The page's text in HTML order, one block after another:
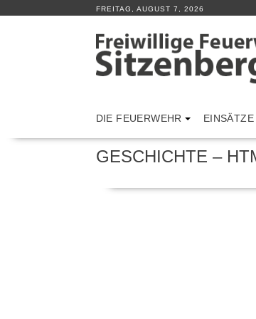
FREITAG, AUGUST 7, 2026
DIE FEUERWEHR EINSÄTZE
GESCHICHTE –